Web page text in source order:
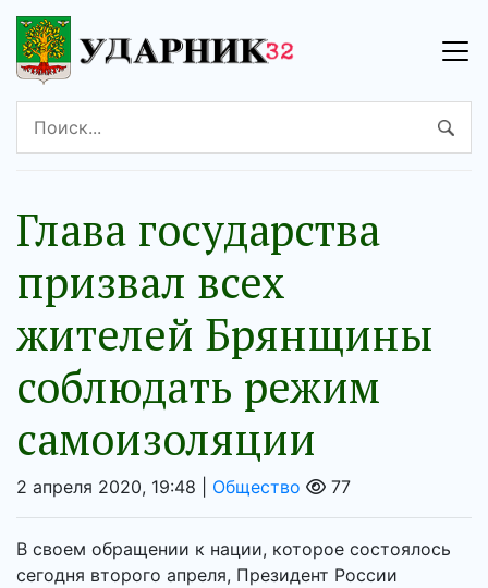
Глава государства
призвал всех
жителей Брянщины
соблюдать режим
самоизоляции
2 апреля 2020, 19:48 | Общество 77
В своем обращении к нации, которое состоялось
сегодня второго апреля, Президент России